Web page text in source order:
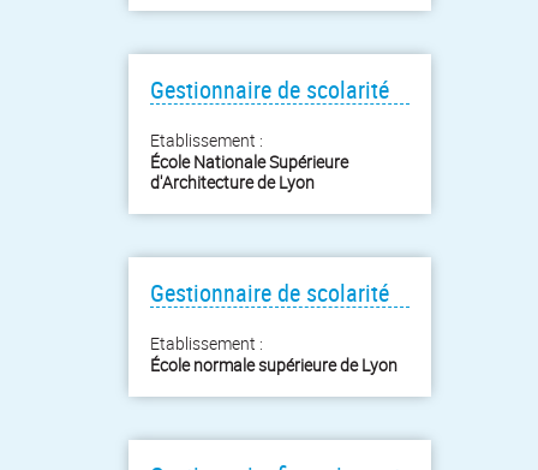
Gestionnaire de scolarité
Etablissement :
École Nationale Supérieure
d'Architecture de Lyon
Gestionnaire de scolarité
Etablissement :
École normale supérieure de Lyon